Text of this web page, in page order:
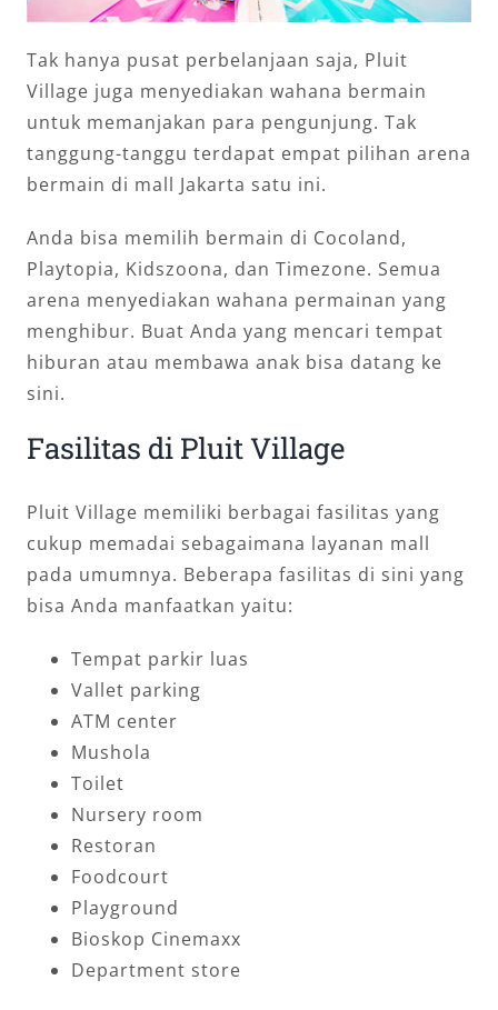
Tak hanya pusat perbelanjaan saja, Pluit
Village juga menyediakan wahana bermain
untuk memanjakan para pengunjung. Tak
tanggung-tanggu terdapat empat pilihan arena
bermain di mall Jakarta satu ini.
Anda bisa memilih bermain di Cocoland,
Playtopia, Kidszoona, dan Timezone. Semua
arena menyediakan wahana permainan yang
menghibur. Buat Anda yang mencari tempat
hiburan atau membawa anak bisa datang ke
sini.
Fasilitas di Pluit Village
Pluit Village memiliki berbagai fasilitas yang
cukup memadai sebagaimana layanan mall
pada umumnya. Beberapa fasilitas di sini yang
bisa Anda manfaatkan yaitu:
Tempat parkir luas
Vallet parking
ATM center
Mushola
Toilet
Nursery room
Restoran
Foodcourt
Playground
Bioskop Cinemaxx
Department store